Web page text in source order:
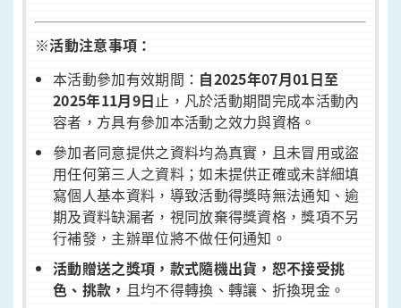
※活動注意事項：
本活動參加有效期間： 自2025年07月01日至
2025年11月9日止，凡於活動期間完成本活動內
容者，方具有參加本活動之效力與資格。
參加者同意提供之資料均為真實，且未冒用或盜
用任何第三人之資料；如未提供正確或未詳細填
寫個人基本資料，導致活動得獎時無法通知、逾
期及資料缺漏者，視同放棄得獎資格，獎項不另
行補發，主辦單位將不做任何通知。
活動贈送之獎項，款式隨機出貨，恕不接受挑
色、挑款， 且均不得轉換、轉讓、折換現金。